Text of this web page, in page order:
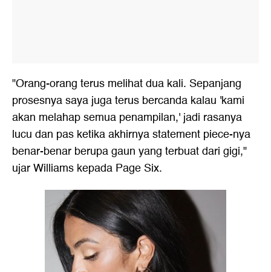
"Orang-orang terus melihat dua kali. Sepanjang
prosesnya saya juga terus bercanda kalau 'kami
akan melahap semua penampilan,' jadi rasanya
lucu dan pas ketika akhirnya statement piece-nya
benar-benar berupa gaun yang terbuat dari gigi,"
ujar Williams kepada Page Six.